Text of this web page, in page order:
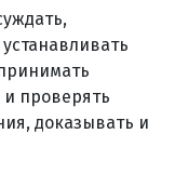
проверять
доказывать и